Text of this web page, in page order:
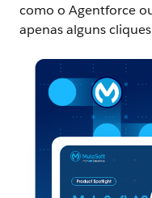
como o Agentforce
apenas alguns